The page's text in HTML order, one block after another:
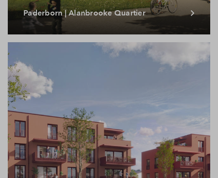
Paderborn | Alanbrooke Quartier